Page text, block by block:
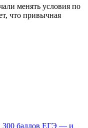
менять условия по
что привычная
300 баллов ЕГЭ — и